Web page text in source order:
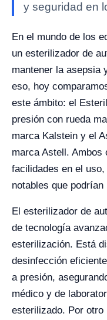
y seguridad en
En el mundo de los
un esterilizador de
mantener la asepsia
eso, hoy
este ámbito: el
presión con rueda
marca Kalstein y el
marca Astell. Ambos
facilidades en el
notables que
El esterilizador de
de tecnología
esterilización. Está
desinfección
a presión,
médico y de
esterilizado. Por otro